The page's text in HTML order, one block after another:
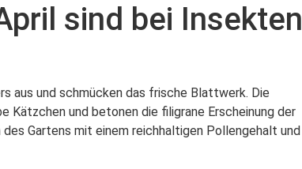
sind bei Insekten
aus und schmücken das frische Blattwerk. Die
Kätzchen und betonen die filigrane Erscheinung der
Gartens mit einem reichhaltigen Pollengehalt und